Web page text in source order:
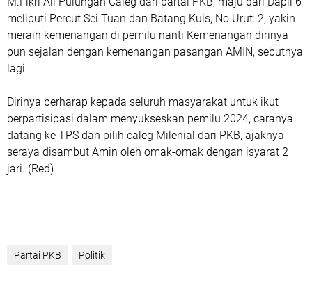
meliputi Percut Sei Tuan dan Batang Kuis, No.Urut: 2, yakin
meraih kemenangan di pemilu nanti Kemenangan dirinya
pun sejalan dengan kemenangan pasangan AMIN, sebutnya
lagi.
Dirinya berharap kepada seluruh masyarakat untuk ikut
berpartisipasi dalam menyukseskan pemilu 2024, caranya
datang ke TPS dan pilih caleg Milenial dari PKB, ajaknya
seraya disambut Amin oleh omak-omak dengan isyarat 2
jari. (Red)
Partai PKB Politik